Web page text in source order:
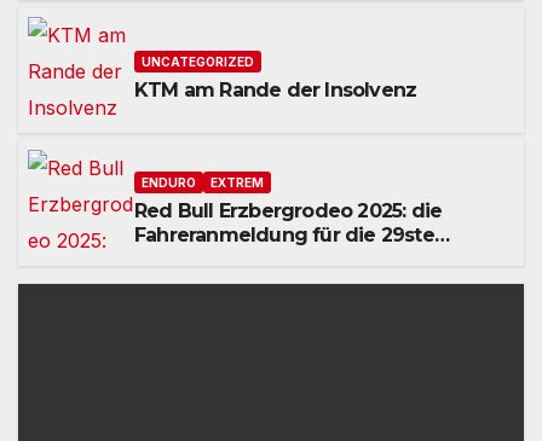
UNCATEGORIZED
KTM am Rande der Insolvenz
ENDURO EXTREM
Red Bull Erzbergrodeo 2025: die
Fahreranmeldung für die 29ste
renommiertesten Extreme Enduro